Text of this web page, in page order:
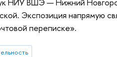
НИУ ВШЭ — Нижний
Экспозиция напрямую
переписке».